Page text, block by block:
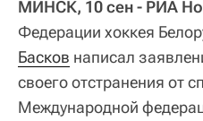
МИНСК, 10 сен - РИА
Федерации хоккея
Басков написал
своего отстранения от
Международной